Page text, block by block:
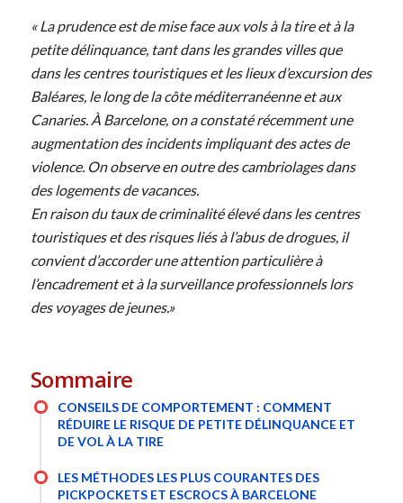
« La prudence est de mise face aux vols à la tire et à la
petite délinquance, tant dans les grandes villes que
dans les centres touristiques et les lieux d’excursion des
Baléares, le long de la côte méditerranéenne et aux
Canaries. À Barcelone, on a constaté récemment une
augmentation des incidents impliquant des actes de
violence. On observe en outre des cambriolages dans
des logements de vacances.
En raison du taux de criminalité élevé dans les centres
touristiques et des risques liés à l’abus de drogues, il
convient d’accorder une attention particulière à
l’encadrement et à la surveillance professionnels lors
des voyages de jeunes.»
Sommaire
CONSEILS DE COMPORTEMENT : COMMENT
RÉDUIRE LE RISQUE DE PETITE DÉLINQUANCE ET
DE VOL À LA TIRE
LES MÉTHODES LES PLUS COURANTES DES
PICKPOCKETS ET ESCROCS À BARCELONE